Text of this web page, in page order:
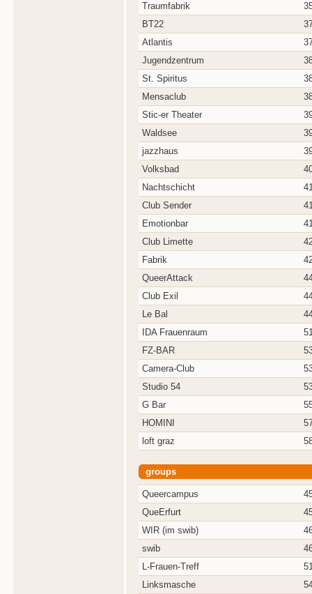
Traumfabrik
BT22
Atlantis
Jugendzentrum
St. Spiritus
Mensaclub
Stic-er Theater
Waldsee
jazzhaus
Volksbad
Nachtschicht
Club Sender
Emotionbar
Club Limette
Fabrik
QueerAttack
Club Exil
Le Bal
IDA Frauenraum
FZ-BAR
Camera-Club
Studio 54
G Bar
HOMINI
loft graz
groups
Queercampus
QueErfurt
WIR (im swib)
swib
L-Frauen-Treff
Linksmasche